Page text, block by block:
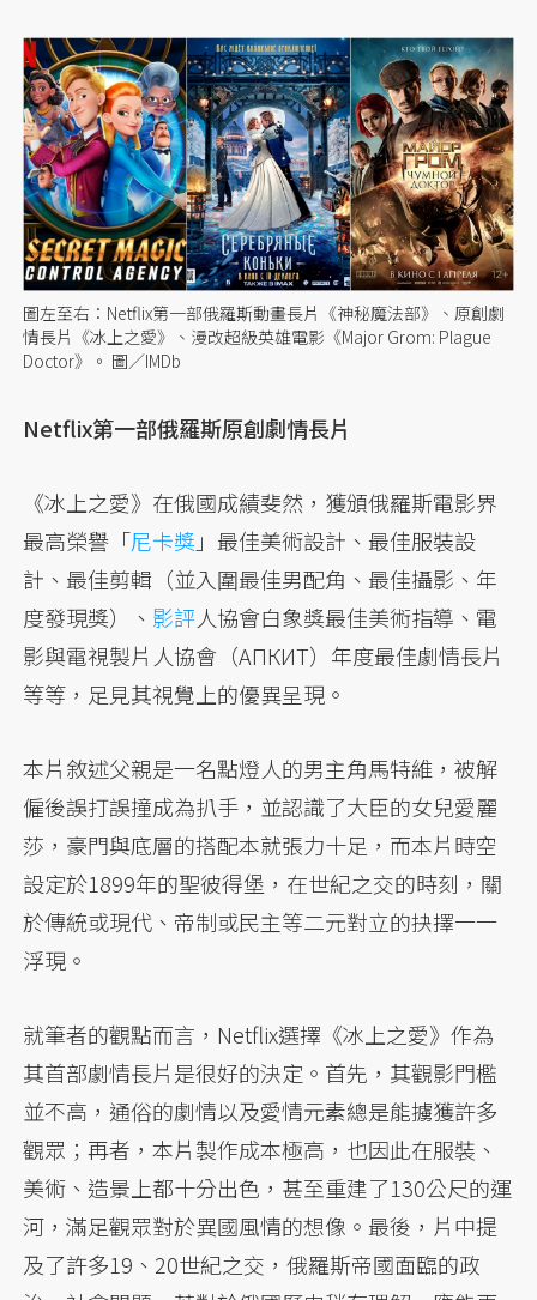
圖左至右：Netflix第一部俄羅斯動畫長片《神秘魔法部》、原創劇
情長片《冰上之愛》、漫改超級英雄電影《Major Grom: Plague
Doctor》。 圖／IMDb
Netflix第一部俄羅斯原創劇情長片
《冰上之愛》在俄國成績斐然，獲頒俄羅斯電影界
最高榮譽「尼卡獎」最佳美術設計、最佳服裝設
計、最佳剪輯（並入圍最佳男配角、最佳攝影、年
度發現獎）、 影評人協會白象獎最佳美術指導、電
影與電視製片人協會（АПКИТ）年度最佳劇情長片
等等，足見其視覺上的優異呈現。
本片敘述父親是一名點燈人的男主角馬特維，被解
僱後誤打誤撞成為扒手，並認識了大臣的女兒愛麗
莎，豪門與底層的搭配本就張力十足，而本片時空
設定於1899年的聖彼得堡，在世紀之交的時刻，關
於傳統或現代、帝制或民主等二元對立的抉擇一一
浮現。
就筆者的觀點而言，Netflix選擇《冰上之愛》作為
其首部劇情長片是很好的決定。首先，其觀影門檻
並不高，通俗的劇情以及愛情元素總是能擄獲許多
觀眾；再者，本片製作成本極高，也因此在服裝、
美術、造景上都十分出色，甚至重建了130公尺的運
河，滿足觀眾對於異國風情的想像。最後，片中提
及了許多19、20世紀之交，俄羅斯帝國面臨的政